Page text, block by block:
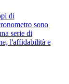
di
sono
serie di
l'affidabilità e